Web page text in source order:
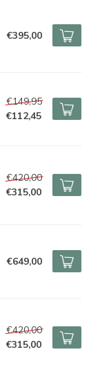
€395,00
€149,95
€112,45
€420,00
€315,00
€649,00
€420,00
€315,00